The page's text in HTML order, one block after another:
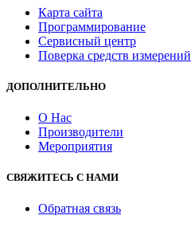
Карта сайта
Программирование
Сервисный центр
Поверка средств измерений
ДОПОЛНИТЕЛЬНО
О Нас
Производители
Мероприятия
СВЯЖИТЕСЬ С НАМИ
Обратная связь